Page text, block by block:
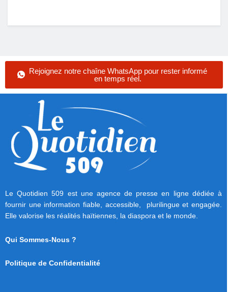
Rejoignez notre chaîne WhatsApp pour rester informé
en temps réel.
Le Quotidien 509 est une agence de presse en ligne dédiée à
fournir une information fiable, accessible, plurilingue et engagée.
Elle valorise les réalités haïtiennes, la diaspora et le monde.
Qui Sommes-Nous ?
Politique de Confidentialité